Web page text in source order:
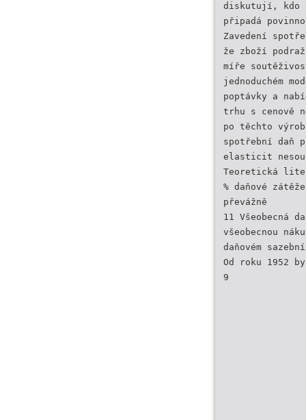
diskutují, kdo
připadá
Zavedení
že zboží
míře
jednoduchém
poptávky a
trhu s cenově
po těchto
spotřební daň
elasticit nesou
Teoretická
% daňové
převážně
11 Všeobecná
všeobecnou
daňovém
Od roku 1952
9